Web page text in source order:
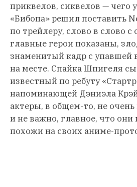
приквелов, сиквелов — чего
«Бибопа» решил поставить
по трейлеру, слово в слово с
главные герои показаны,
знаменитый кадр с упавшей
на месте. Спайка Шпигеля
известный по ребуту
напоминающей Дэниэла
актеры, в общем-то, не
и не важно, главное, что
похожи на своих аниме-